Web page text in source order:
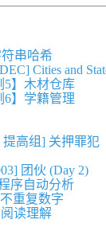
串哈希
Cities and
5】木材仓库
6】学籍管理
提高组] 关押罪犯
团伙 (Day 2)
序自动分析
重复数字
阅读理解